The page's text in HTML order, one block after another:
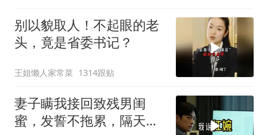
别以貌取人！不起眼的老
头，竟是省委书记？
王姐懒人家常菜 1314跟贴
妻子瞒我接回致残男闺
蜜，发誓不拖累，隔天我